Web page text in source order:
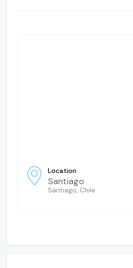
Location
Santiago
Santiago, Chile